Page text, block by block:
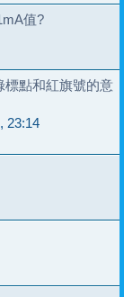
值?
標點和紅旗號的意
23:14